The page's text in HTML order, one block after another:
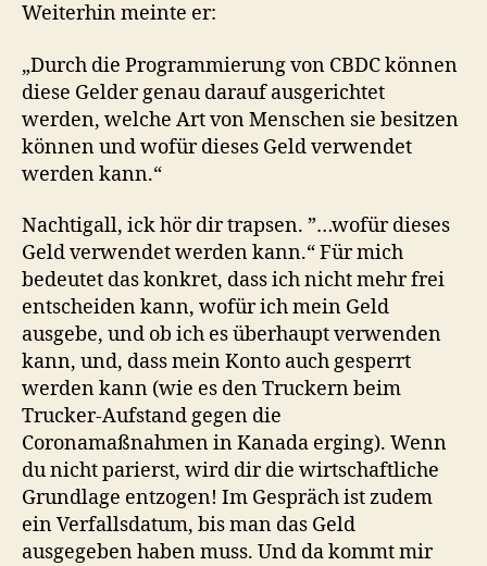
Weiterhin meinte er:
„Durch die Programmierung von CBDC können
diese Gelder genau darauf ausgerichtet
werden, welche Art von Menschen sie besitzen
können und wofür dieses Geld verwendet
werden kann.“
Nachtigall, ick hör dir trapsen. ”…wofür dieses
Geld verwendet werden kann.“ Für mich
bedeutet das konkret, dass ich nicht mehr frei
entscheiden kann, wofür ich mein Geld
ausgebe, und ob ich es überhaupt verwenden
kann, und, dass mein Konto auch gesperrt
werden kann (wie es den Truckern beim
Trucker-Aufstand gegen die
Coronamaßnahmen in Kanada erging). Wenn
du nicht parierst, wird dir die wirtschaftliche
Grundlage entzogen! Im Gespräch ist zudem
ein Verfallsdatum, bis man das Geld
ausgegeben haben muss. Und da kommt mir